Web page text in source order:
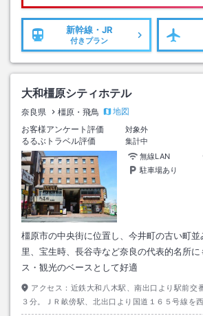
新幹線・JR
付きプラン
大和橿原シティホテル
奈良県 橿原・飛鳥
地図
お客様アンケート評価
対象外
るるぶトラベル評価
集計中
無線LAN
駐車場あり
橿原市の中央街に位置し、今井町の古い町
里、宝生時、長谷寺など奈良の代表的名所
ス・観光のベースとして好適
アクセス： 近鉄大和八木駅、南出口より駅前交
３分。ＪＲ畝傍駅、北出口より国道１６５号線を